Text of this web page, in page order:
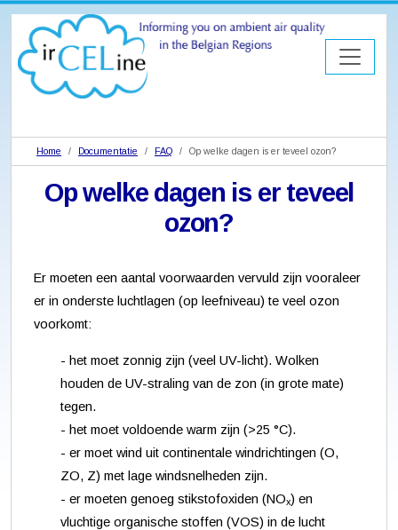
Home Documentatie FAQ Op welke dagen is er teveel ozon?
Op welke dagen is er teveel
ozon?
Er moeten een aantal voorwaarden vervuld zijn vooraleer
er in onderste luchtlagen (op leefniveau) te veel ozon
voorkomt:
- het moet zonnig zijn (veel UV-licht). Wolken
houden de UV-straling van de zon (in grote mate)
tegen.
- het moet voldoende warm zijn (>25 °C).
- er moet wind uit continentale windrichtingen (O,
ZO, Z) met lage windsnelheden zijn.
- er moeten genoeg stikstofoxiden (NOx) en
vluchtige organische stoffen (VOS) in de lucht